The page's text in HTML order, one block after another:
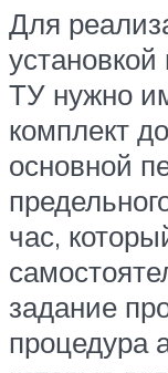
Для
ТУ нужно
комплект
основной
час,
задание
процедура